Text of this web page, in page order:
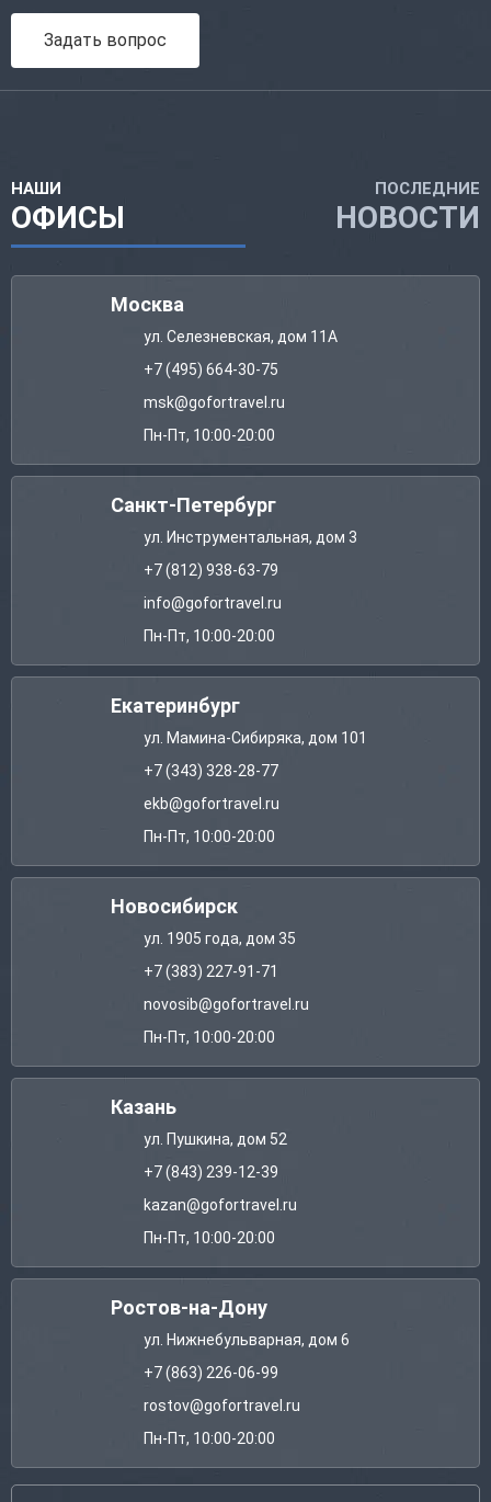
Задать вопрос
НАШИ
ОФИСЫ
ПОСЛЕДНИЕ
НОВОСТИ
Москва
ул. Селезневская, дом 11А
+7 (495) 664-30-75
msk@gofortravel.ru
Пн-Пт, 10:00-20:00
Санкт-Петербург
ул. Инструментальная, дом 3
+7 (812) 938-63-79
info@gofortravel.ru
Пн-Пт, 10:00-20:00
Екатеринбург
ул. Мамина-Сибиряка, дом 101
+7 (343) 328-28-77
ekb@gofortravel.ru
Пн-Пт, 10:00-20:00
Новосибирск
ул. 1905 года, дом 35
+7 (383) 227-91-71
novosib@gofortravel.ru
Пн-Пт, 10:00-20:00
Казань
ул. Пушкина, дом 52
+7 (843) 239-12-39
kazan@gofortravel.ru
Пн-Пт, 10:00-20:00
Ростов-на-Дону
ул. Нижнебульварная, дом 6
+7 (863) 226-06-99
rostov@gofortravel.ru
Пн-Пт, 10:00-20:00